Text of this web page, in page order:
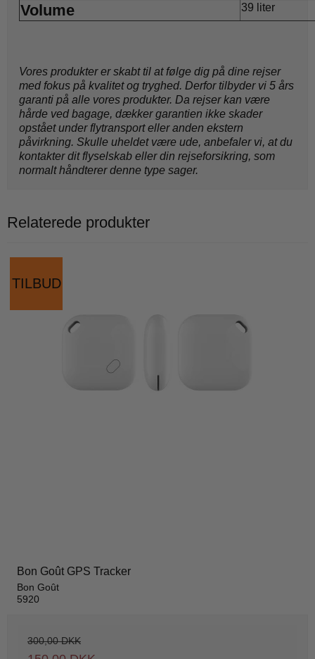
Volume 39 liter
Vores produkter er skabt til at følge dig på dine rejser
med fokus på kvalitet og tryghed. Derfor tilbyder vi 5 års
garanti på alle vores produkter. Da rejser kan være
hårde ved bagage, dækker garantien ikke skader
opstået under flytransport eller anden ekstern
påvirkning. Skulle uheldet være ude, anbefaler vi, at du
kontakter dit flyselskab eller din rejseforsikring, som
normalt håndterer denne type sager.
Relaterede produkter
TILBUD
Bon Goût GPS Tracker
Bon Goût
5920
300,00 DKK